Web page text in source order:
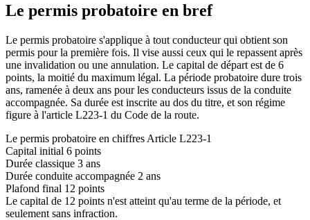
Le permis probatoire en bref
Le permis probatoire s'applique à tout conducteur qui obtient son
permis pour la première fois. Il vise aussi ceux qui le repassent après
une invalidation ou une annulation. Le capital de départ est de 6
points, la moitié du maximum légal. La période probatoire dure trois
ans, ramenée à deux ans pour les conducteurs issus de la conduite
accompagnée. Sa durée est inscrite au dos du titre, et son régime
figure à l'article L223-1 du Code de la route.
Le permis probatoire en chiffres Article L223-1
Capital initial 6 points
Durée classique 3 ans
Durée conduite accompagnée 2 ans
Plafond final 12 points
Le capital de 12 points n'est atteint qu'au terme de la période, et
seulement sans infraction.